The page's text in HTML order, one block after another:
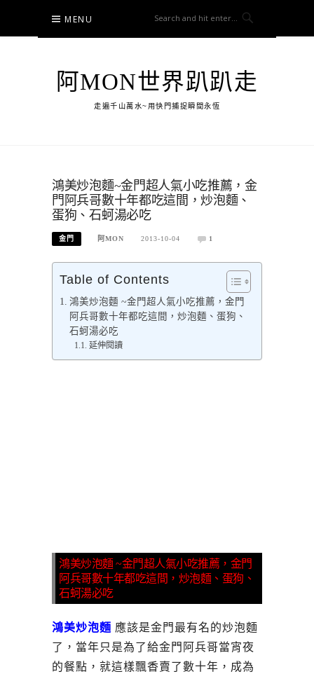
content
MENU
阿MON世界趴趴走
走遍千山萬水~用快門捕捉瞬間永恆
鴻美炒泡麵~金門超人氣小吃推薦，金
門阿兵哥數十年都吃這間，炒泡麵、
蛋狗、石蚵湯必吃
金門 阿MON 2013-10-04 1
Table of Contents
鴻美炒泡麵 ~金門超人氣小吃推薦，金門
阿兵哥數十年都吃這間，炒泡麵、蛋狗、
石蚵湯必吃
延伸閱讀
鴻美炒泡麵 ~金門超人氣小吃推薦，金門
阿兵哥數十年都吃這間，炒泡麵、蛋狗、
石蚵湯必吃
鴻美炒泡麵 應該是金門最有名的炒泡麵
了，當年只是為了給金門阿兵哥當宵夜
的餐點，就這樣飄香賣了數十年，成為